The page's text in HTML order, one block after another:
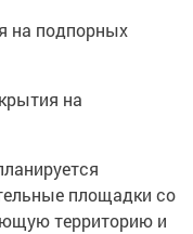
на подпорных
на
площадки со
территорию и